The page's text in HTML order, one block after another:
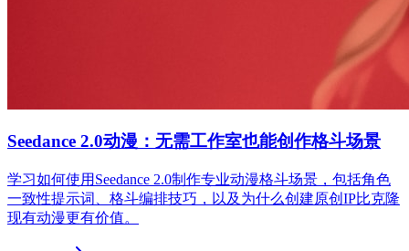
Seedance 2.0动漫：无需工作室也能创作格斗场景
学习如何使用Seedance 2.0制作专业动漫格斗场景，包括角色
一致性提示词、格斗编排技巧，以及为什么创建原创IP比克隆
现有动漫更有价值。